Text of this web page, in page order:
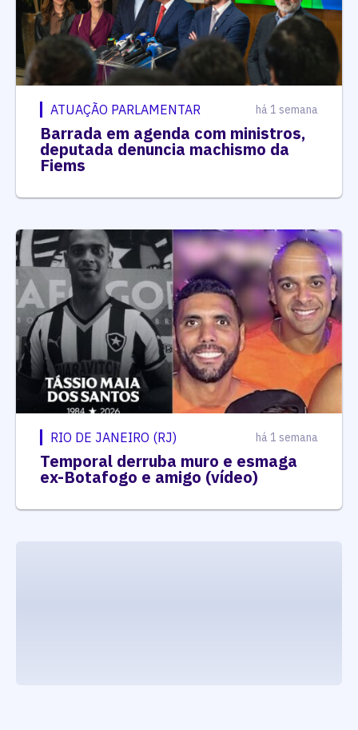
ATUAÇÃO PARLAMENTAR há 1 semana
Barrada em agenda com ministros,
deputada denuncia machismo da
Fiems
RIO DE JANEIRO (RJ) há 1 semana
Temporal derruba muro e esmaga
ex-Botafogo e amigo (vídeo)